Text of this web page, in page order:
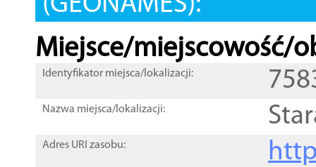
Miejsce/miejscowość/
Identyfikator miejsca/lokalizacji:
Nazwa miejsca/lokalizacji:
Adres URI zasobu: